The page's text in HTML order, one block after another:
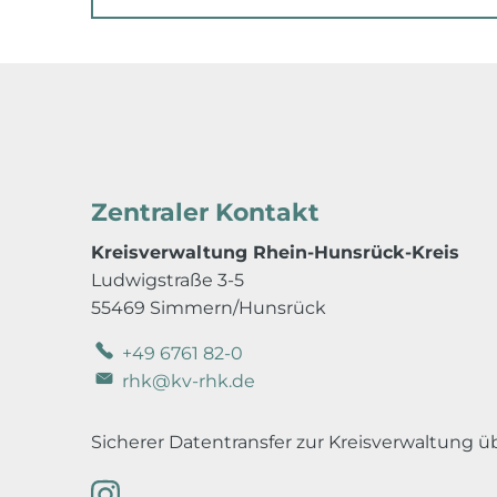
Zentraler Kontakt
Kreisverwaltung Rhein-Hunsrück-Kreis
Ludwigstraße 3-5
55469 Simmern/Hunsrück
+49 6761 82-0
rhk@kv-rhk.de
Sicherer Datentransfer zur Kreisverwaltung